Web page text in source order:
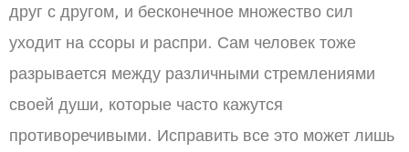
друг с другом, и бесконечное множество сил
уходит на ссоры и распри. Сам человек тоже
разрывается между различными стремлениями
своей души, которые часто кажутся
противоречивыми. Исправить все это может лишь